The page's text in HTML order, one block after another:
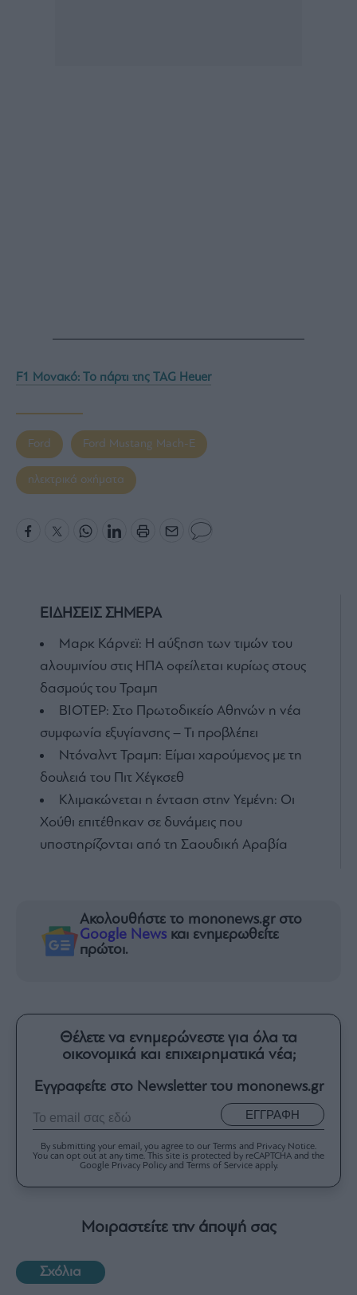
F1 Μονακό: Το πάρτι της TAG Heuer
Ford Ford Mustang Mach-E
ηλεκτρικά οχήματα
ΕΙΔΗΣΕΙΣ ΣΗΜΕΡΑ
Μαρκ Κάρνεϊ: Η αύξηση των τιμών του
αλουμινίου στις ΗΠΑ οφείλεται κυρίως στους
δασμούς του Τραμπ
ΒΙΟΤΕΡ: Στο Πρωτοδικείο Αθηνών η νέα
συμφωνία εξυγίανσης – Τι προβλέπει
Ντόναλντ Τραμπ: Είμαι χαρούμενος με τη
δουλειά του Πιτ Χέγκσεθ
Κλιμακώνεται η ένταση στην Υεμένη: Οι
Χούθι επιτέθηκαν σε δυνάμεις που
υποστηρίζονται από τη Σαουδική Αραβία
Ακολουθήστε το mononews.gr στο
Google News και ενημερωθείτε
πρώτοι.
Θέλετε να ενημερώνεστε για όλα τα
οικονομικά και επιχειρηματικά νέα;
Εγγραφείτε στο Newsletter του mononews.gr
ΕΓΓΡΑΦΗ
By submitting your email, you agree to our Terms and Privacy Notice.
You can opt out at any time. This site is protected by reCAPTCHA and the
Google Privacy Policy and Terms of Service apply.
Μοιραστείτε την άποψή σας
Σχόλια